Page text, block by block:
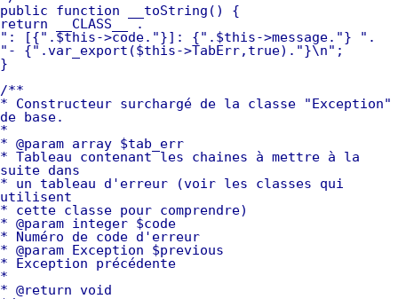
public function __toString() {
return __CLASS__ .
": [{".$this->code."}]: {".$this->message."} ".
"- {".var_export($this->TabErr,true)."}\n";
}
/**
* Constructeur surchargé de la classe "Exception"
de base.
*
* @param array $tab_err
* Tableau contenant les chaines à mettre à la
suite dans
* un tableau d'erreur (voir les classes qui
utilisent
* cette classe pour comprendre)
* @param integer $code
* Numéro de code d'erreur
* @param Exception $previous
* Exception précédente
*
* @return void